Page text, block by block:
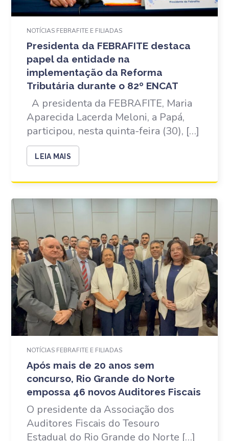
NOTÍCIAS FEBRAFITE E FILIADAS
Presidenta da FEBRAFITE destaca
papel da entidade na
implementação da Reforma
Tributária durante o 82º ENCAT
A presidenta da FEBRAFITE, Maria
Aparecida Lacerda Meloni, a Papá,
participou, nesta quinta-feira (30), […]
LEIA MAIS
NOTÍCIAS FEBRAFITE E FILIADAS
Após mais de 20 anos sem
concurso, Rio Grande do Norte
empossa 46 novos Auditores Fiscais
O presidente da Associação dos
Auditores Fiscais do Tesouro
Estadual do Rio Grande do Norte […]